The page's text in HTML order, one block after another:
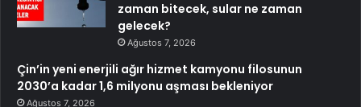
zaman bitecek, sular ne zaman
gelecek?
Ağustos 7, 2026
Çin’in yeni enerjili ağır hizmet kamyonu filosunun
2030’a kadar 1,6 milyonu aşması bekleniyor
Ağustos 7, 2026